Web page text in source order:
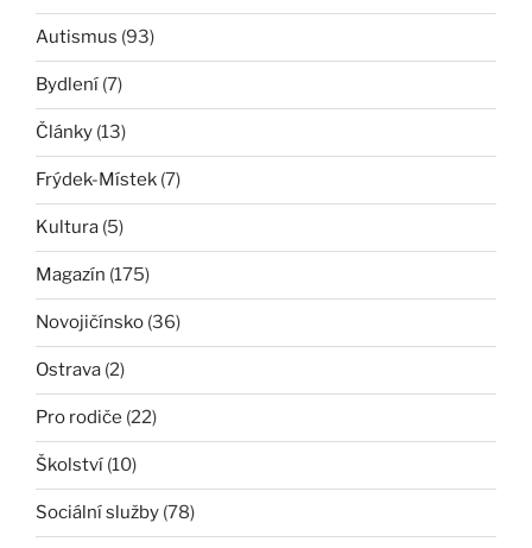
Autismus (93)
Bydlení (7)
Články (13)
Frýdek-Místek (7)
Kultura (5)
Magazín (175)
Novojičínsko (36)
Ostrava (2)
Pro rodiče (22)
Školství (10)
Sociální služby (78)